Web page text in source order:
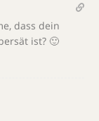
dass dein
ist? 🙂